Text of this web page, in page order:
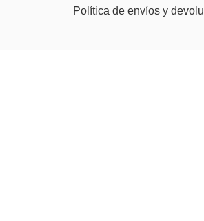
Política de envíos y